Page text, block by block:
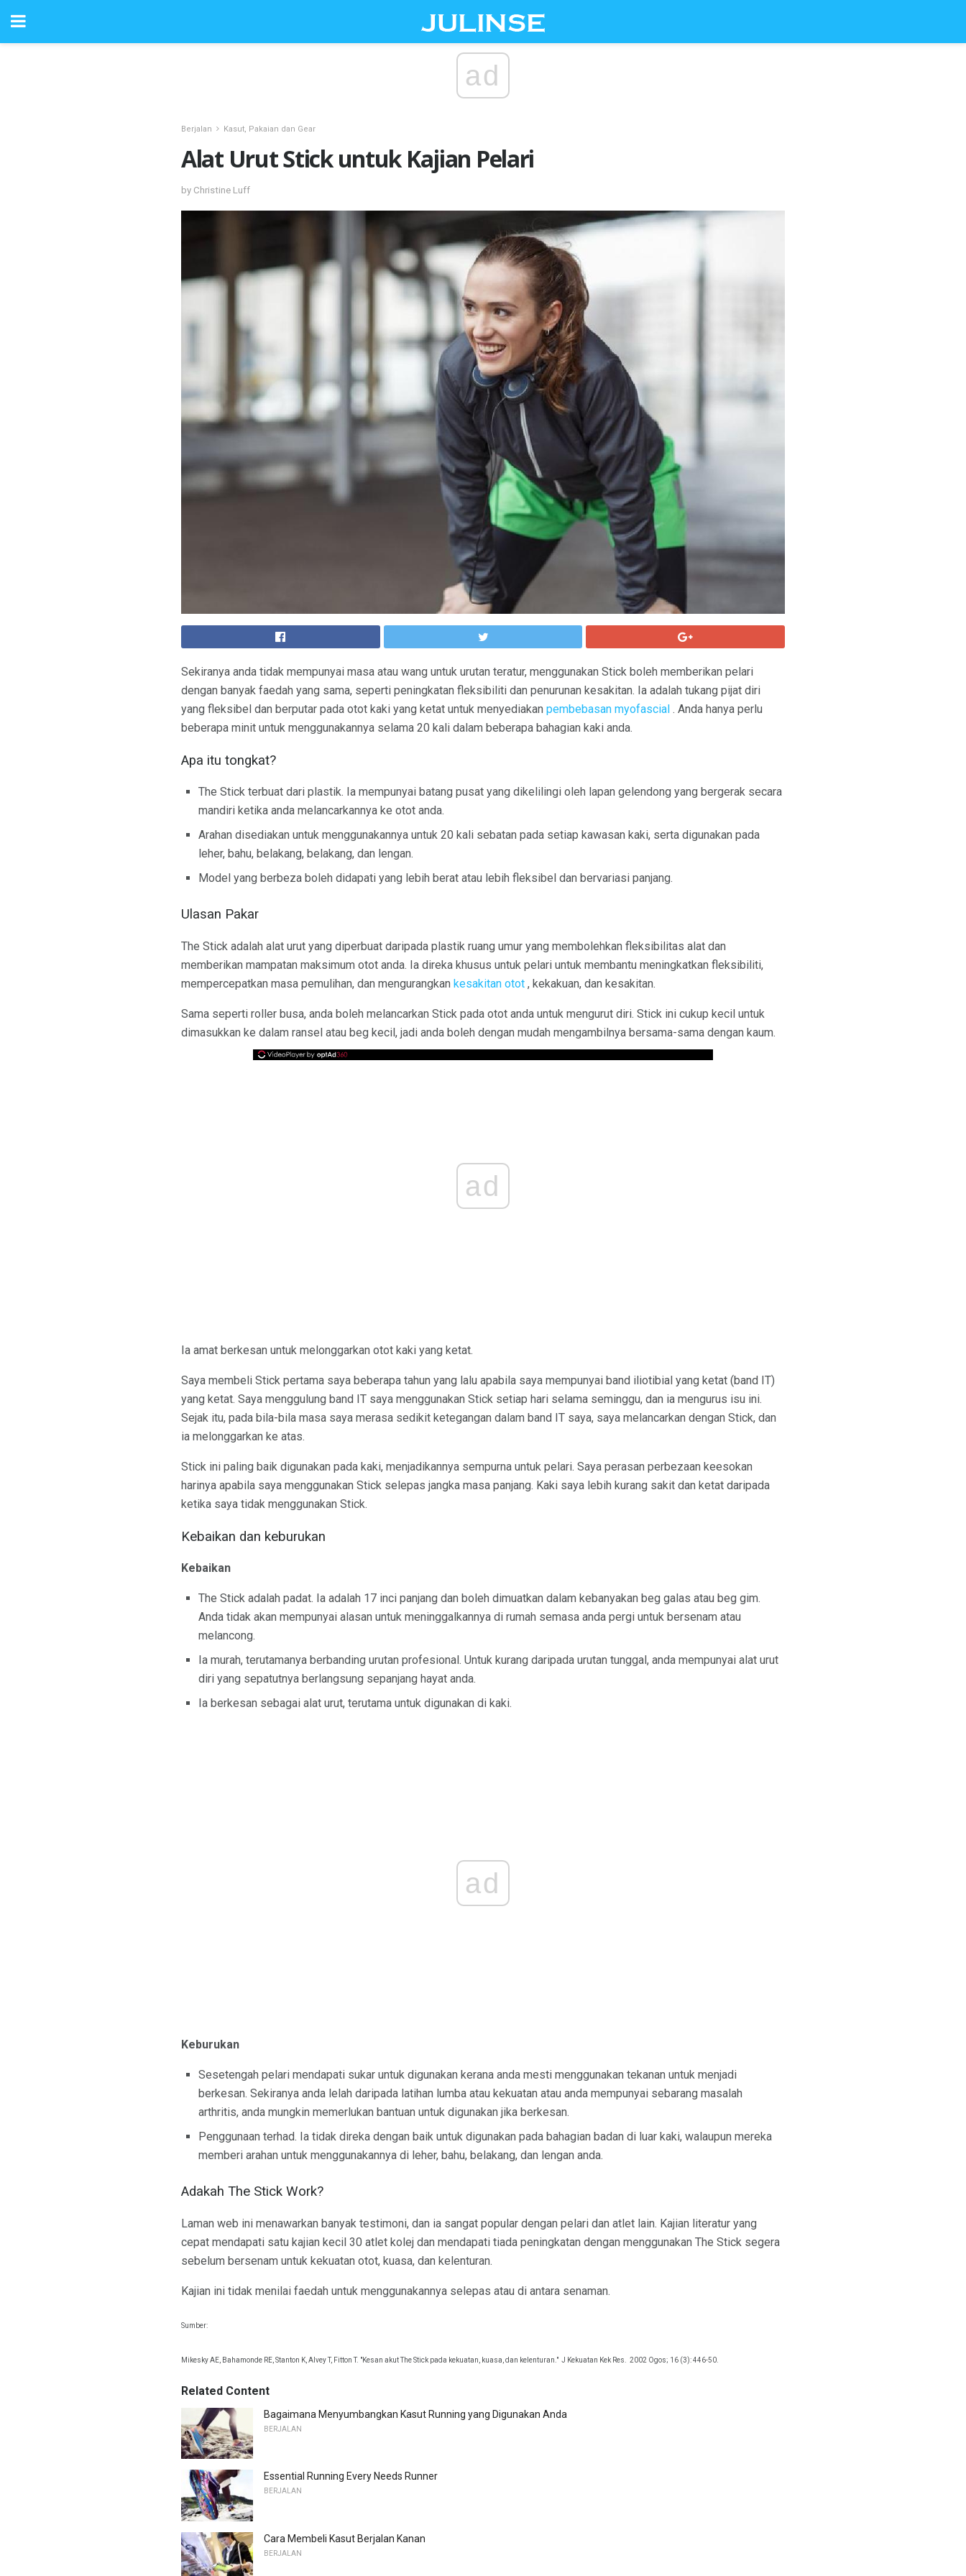
ad
Berjalan Kasut, Pakaian dan Gear
Alat Urut Stick untuk Kajian Pelari
by Christine Luff
Sekiranya anda tidak mempunyai masa atau wang untuk urutan teratur, menggunakan Stick boleh memberikan pelari
dengan banyak faedah yang sama, seperti peningkatan fleksibiliti dan penurunan kesakitan. Ia adalah tukang pijat diri
yang fleksibel dan berputar pada otot kaki yang ketat untuk menyediakan pembebasan myofascial . Anda hanya perlu
beberapa minit untuk menggunakannya selama 20 kali dalam beberapa bahagian kaki anda.
Apa itu tongkat?
The Stick terbuat dari plastik. Ia mempunyai batang pusat yang dikelilingi oleh lapan gelendong yang bergerak secara
mandiri ketika anda melancarkannya ke otot anda.
Arahan disediakan untuk menggunakannya untuk 20 kali sebatan pada setiap kawasan kaki, serta digunakan pada
leher, bahu, belakang, belakang, dan lengan.
Model yang berbeza boleh didapati yang lebih berat atau lebih fleksibel dan bervariasi panjang.
Ulasan Pakar
The Stick adalah alat urut yang diperbuat daripada plastik ruang umur yang membolehkan fleksibilitas alat dan
memberikan mampatan maksimum otot anda. Ia direka khusus untuk pelari untuk membantu meningkatkan fleksibiliti,
mempercepatkan masa pemulihan, dan mengurangkan kesakitan otot , kekakuan, dan kesakitan.
Sama seperti roller busa, anda boleh melancarkan Stick pada otot anda untuk mengurut diri. Stick ini cukup kecil untuk
dimasukkan ke dalam ransel atau beg kecil, jadi anda boleh dengan mudah mengambilnya bersama-sama dengan kaum.
ad
Ia amat berkesan untuk melonggarkan otot kaki yang ketat.
Saya membeli Stick pertama saya beberapa tahun yang lalu apabila saya mempunyai band iliotibial yang ketat (band IT)
yang ketat. Saya menggulung band IT saya menggunakan Stick setiap hari selama seminggu, dan ia mengurus isu ini.
Sejak itu, pada bila-bila masa saya merasa sedikit ketegangan dalam band IT saya, saya melancarkan dengan Stick, dan
ia melonggarkan ke atas.
Stick ini paling baik digunakan pada kaki, menjadikannya sempurna untuk pelari. Saya perasan perbezaan keesokan
harinya apabila saya menggunakan Stick selepas jangka masa panjang. Kaki saya lebih kurang sakit dan ketat daripada
ketika saya tidak menggunakan Stick.
Kebaikan dan keburukan
Kebaikan
The Stick adalah padat. Ia adalah 17 inci panjang dan boleh dimuatkan dalam kebanyakan beg galas atau beg gim.
Anda tidak akan mempunyai alasan untuk meninggalkannya di rumah semasa anda pergi untuk bersenam atau
melancong.
Ia murah, terutamanya berbanding urutan profesional. Untuk kurang daripada urutan tunggal, anda mempunyai alat urut
diri yang sepatutnya berlangsung sepanjang hayat anda.
Ia berkesan sebagai alat urut, terutama untuk digunakan di kaki.
ad
Keburukan
Sesetengah pelari mendapati sukar untuk digunakan kerana anda mesti menggunakan tekanan untuk menjadi
berkesan. Sekiranya anda lelah daripada latihan lumba atau kekuatan atau anda mempunyai sebarang masalah
arthritis, anda mungkin memerlukan bantuan untuk digunakan jika berkesan.
Penggunaan terhad. Ia tidak direka dengan baik untuk digunakan pada bahagian badan di luar kaki, walaupun mereka
memberi arahan untuk menggunakannya di leher, bahu, belakang, dan lengan anda.
Adakah The Stick Work?
Laman web ini menawarkan banyak testimoni, dan ia sangat popular dengan pelari dan atlet lain. Kajian literatur yang
cepat mendapati satu kajian kecil 30 atlet kolej dan mendapati tiada peningkatan dengan menggunakan The Stick segera
sebelum bersenam untuk kekuatan otot, kuasa, dan kelenturan.
Kajian ini tidak menilai faedah untuk menggunakannya selepas atau di antara senaman.
Sumber:
Mikesky AE, Bahamonde RE, Stanton K, Alvey T, Fitton T. "Kesan akut The Stick pada kekuatan, kuasa, dan kelenturan." J Kekuatan Kek Res. 2002 Ogos; 16 (3): 446-50.
Related Content
Bagaimana Menyumbangkan Kasut Running yang Digunakan Anda
BERJALAN
Essential Running Every Needs Runner
BERJALAN
Cara Membeli Kasut Berjalan Kanan
BERJALAN